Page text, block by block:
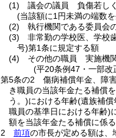
(1)
議会の議員 負傷若し
(当該額に1円未満の端数
(2)
執行機関である委員会
(3)
非常勤の学校医、学校
号)第1条に規定する額
(4)
その他の職員 実施機
(平20条例47・一部改
第5条の2
傷病補償年金、障
き職員の当該年金たる補償
う。)における年齢(遺族補償
職員の基準日における年齢)
額を当該年金たる補償に係
2
前項の市長が定める額は、